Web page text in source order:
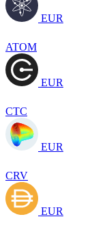
EUR
ATOM
EUR
CTC
EUR
CRV
EUR